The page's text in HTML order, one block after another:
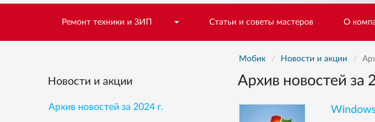
Ремонт техники и ЗИП Статьи и советы мастеров О
Мобик Новости и акции
Архив новостей за
Новости и акции
Архив новостей за 2024 г.